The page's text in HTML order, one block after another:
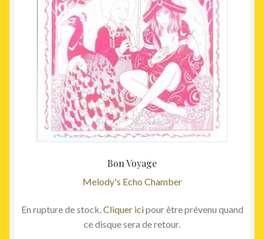
Bon Voyage
Melody's Echo Chamber
En rupture de stock.Cliquer icipour être prévenu quand
ce disque sera de retour.